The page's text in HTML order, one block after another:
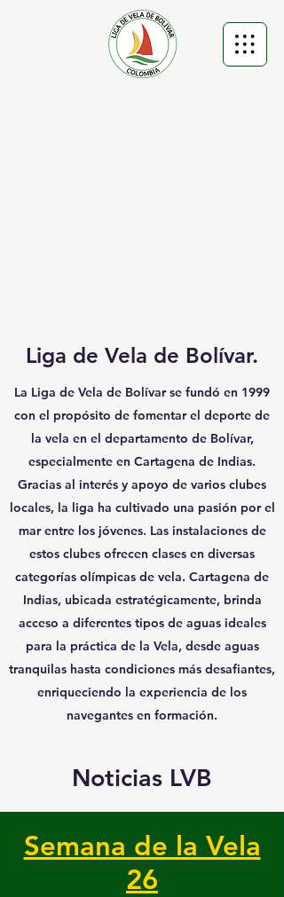
Liga de Vela de Bolívar.
La Liga de Vela de Bolívar se fundó en 1999
con el propósito de fomentar el deporte de
la vela en el departamento de Bolívar,
especialmente en Cartagena de Indias.
Gracias al interés y apoyo de varios clubes
locales, la liga ha cultivado una pasión por el
mar entre los jóvenes. Las instalaciones de
estos clubes ofrecen clases en diversas
categorías olímpicas de vela. Cartagena de
Indias, ubicada estratégicamente, brinda
acceso a diferentes tipos de aguas ideales
para la práctica de la Vela, desde aguas
tranquilas hasta condiciones más desafiantes,
enriqueciendo la experiencia de los
navegantes en formación.
Noticias LVB
Semana de la Vela
26